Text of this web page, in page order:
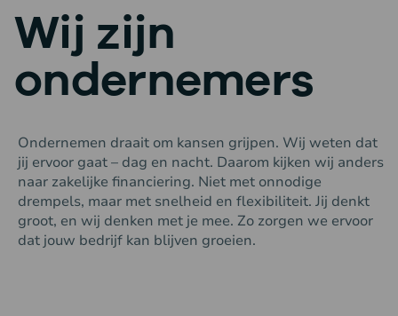
Wij zijn
ondernemers
Ondernemen draait om kansen grijpen. Wij weten dat
jij ervoor gaat – dag en nacht. Daarom kijken wij anders
naar zakelijke financiering. Niet met onnodige
drempels, maar met snelheid en flexibiliteit. Jij denkt
groot, en wij denken met je mee. Zo zorgen we ervoor
dat jouw bedrijf kan blijven groeien.